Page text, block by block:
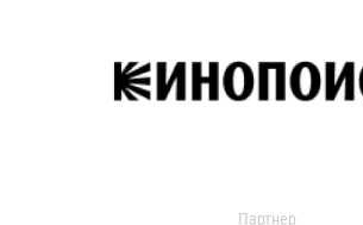
Партнер